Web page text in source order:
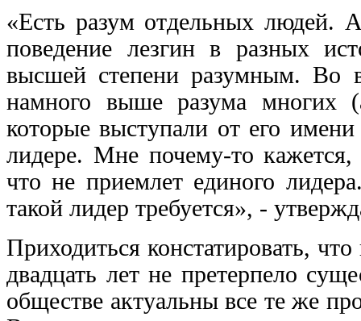
«Есть разум отдельных людей.
поведение лезгин в разных
высшей степени разумным. Во
намного выше разума многих
которые выступали от его
лидере. Мне почему-то кажется,
что не приемлет единого
такой лидер требуется», -
Приходиться констатировать,
двадцать лет не претерпело
обществе актуальны все те же